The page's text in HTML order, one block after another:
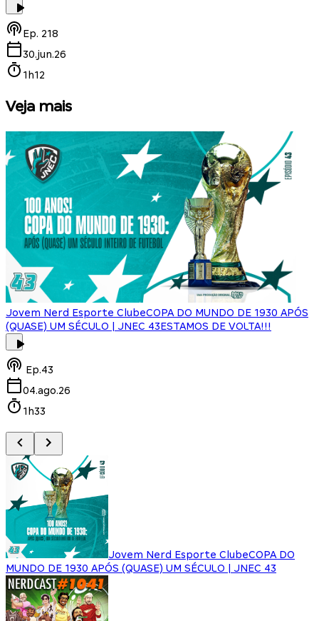
Ep. 218
30.jun.26
1h12
Veja mais
Jovem Nerd Esporte ClubeCOPA DO MUNDO DE 1930 APÓS
(QUASE) UM SÉCULO | JNEC 43ESTAMOS DE VOLTA!!!
Ep.43
04.ago.26
1h33
Jovem Nerd Esporte ClubeCOPA DO
MUNDO DE 1930 APÓS (QUASE) UM SÉCULO | JNEC 43